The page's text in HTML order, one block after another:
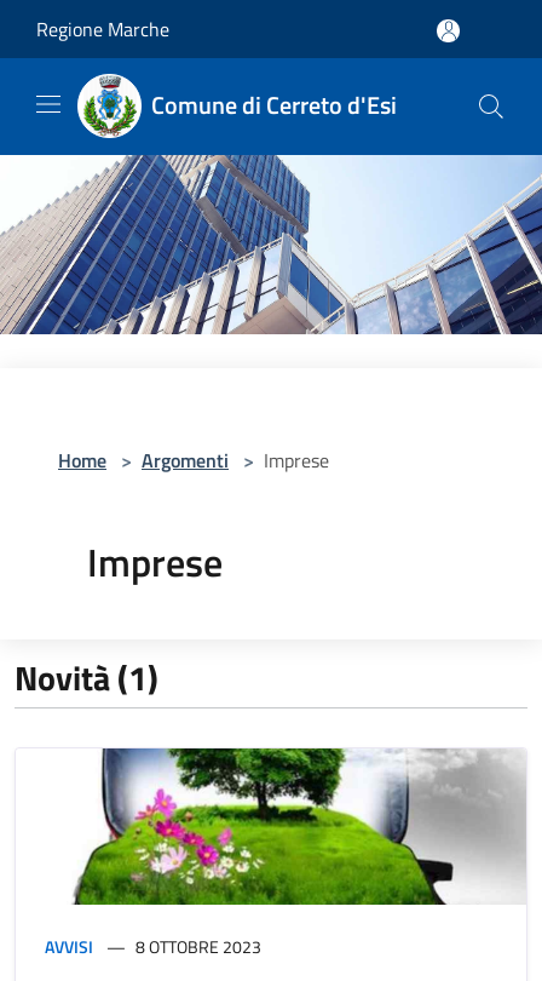
Regione Marche
Comune di Cerreto d'Esi
Home > Argomenti > Imprese
Imprese
Novità (1)
AVVISI 8 OTTOBRE 2023